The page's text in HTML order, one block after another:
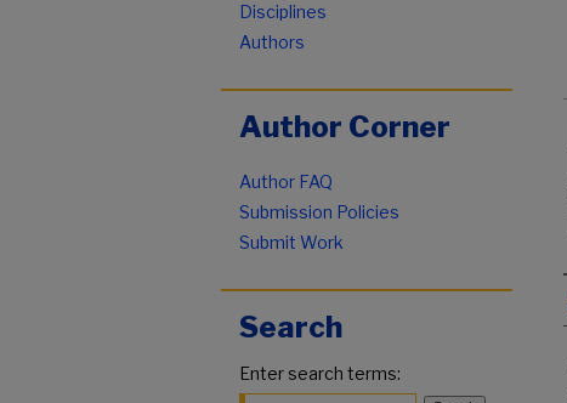
Disciplines
Authors
Author Corner
Author FAQ
Submission Policies
Submit Work
Search
Enter search terms: